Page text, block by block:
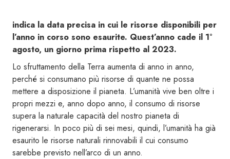
indica la data precisa in cui le risorse disponibili per
l’anno in corso sono esaurite. Quest’anno cade il 1°
agosto, un giorno prima rispetto al 2023.
Lo sfruttamento della Terra aumenta di anno in anno,
perché si consumano più risorse di quante ne possa
mettere a disposizione il pianeta. L’umanità vive ben oltre i
propri mezzi e, anno dopo anno, il consumo di risorse
supera la naturale capacità del nostro pianeta di
rigenerarsi. In poco più di sei mesi, quindi, l’umanità ha già
esaurito le risorse naturali rinnovabili il cui consumo
sarebbe previsto nell’arco di un anno.